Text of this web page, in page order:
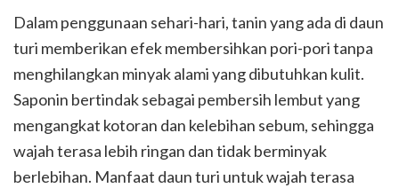
Dalam penggunaan sehari-hari, tanin yang ada di daun
turi memberikan efek membersihkan pori-pori tanpa
menghilangkan minyak alami yang dibutuhkan kulit.
Saponin bertindak sebagai pembersih lembut yang
mengangkat kotoran dan kelebihan sebum, sehingga
wajah terasa lebih ringan dan tidak berminyak
berlebihan. Manfaat daun turi untuk wajah terasa